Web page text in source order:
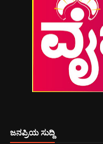
ಜನಪ್ರಿಯ ಸುದ್ದಿ